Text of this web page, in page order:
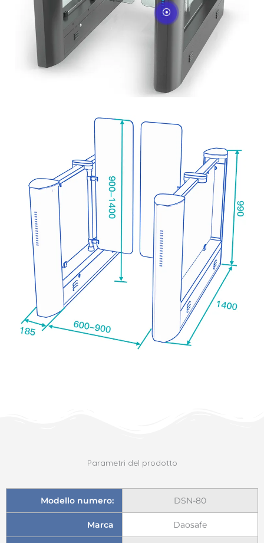
Parametri del prodotto
Modello numero: DSN-80
Marca Daosafe